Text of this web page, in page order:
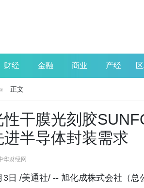
财经 金融 商业 产经
读书
正文
性干膜光刻胶
半导体封装需求
华财经网
3日 /美通社/ -- 旭化成株式会社（